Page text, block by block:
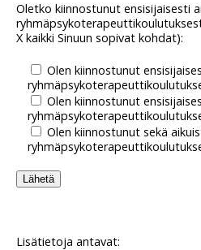
Oletko kiinnostunut ensisijaisesti
X kaikki Sinuun sopivat kohdat):
Olen kiinnostunut
Olen kiinnostunut
Olen kiinnostunut sekä
Lisätietoja antavat: